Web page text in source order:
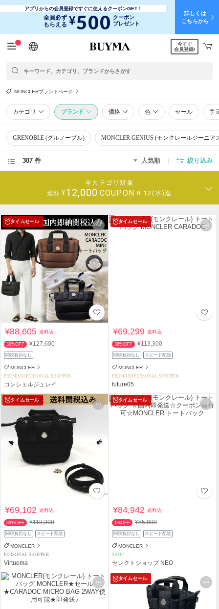
アプリからの会員登録ですぐに使えるクーポンGET！
全員必ず
もらえる ¥500 クーポン
プレゼント
詳しくは
こちらから
日本語
English
简体中文
繁體中文
今すぐ
会員登録!
MONCLERブランドページ
カテゴリ ブランド 価格 色 セール 手
GRENOBLE (グルノーブル) MONCLER GENIUS (モンクレールジーニア
307 件 人気順 絞り込み
全カテゴリ対象
総額 ¥12,000 COUPON 8.12(水)迄
タイムセール
¥88,605送料込
30%OFF ¥127,600
関税負担なし
MONCLER
PREMIUM PERSONAL SHOPPER
コンシェルジュレイ
タイムセール
¥69,299送料込
38%OFF ¥113,300
関税負担なし スピード配送
MONCLER
PREMIUM PERSONAL SHOPPER
future05
タイムセール
¥69,102送料込
39%OFF ¥113,300
関税負担なし スピード配送
MONCLER
PERSONAL SHOPPER
Virtuema
タイムセール
¥84,942送料込
1%OFF ¥85,800
関税負担なし スピード配送
MONCLER
SHOP
セレクトショップ NEO
タイムセール